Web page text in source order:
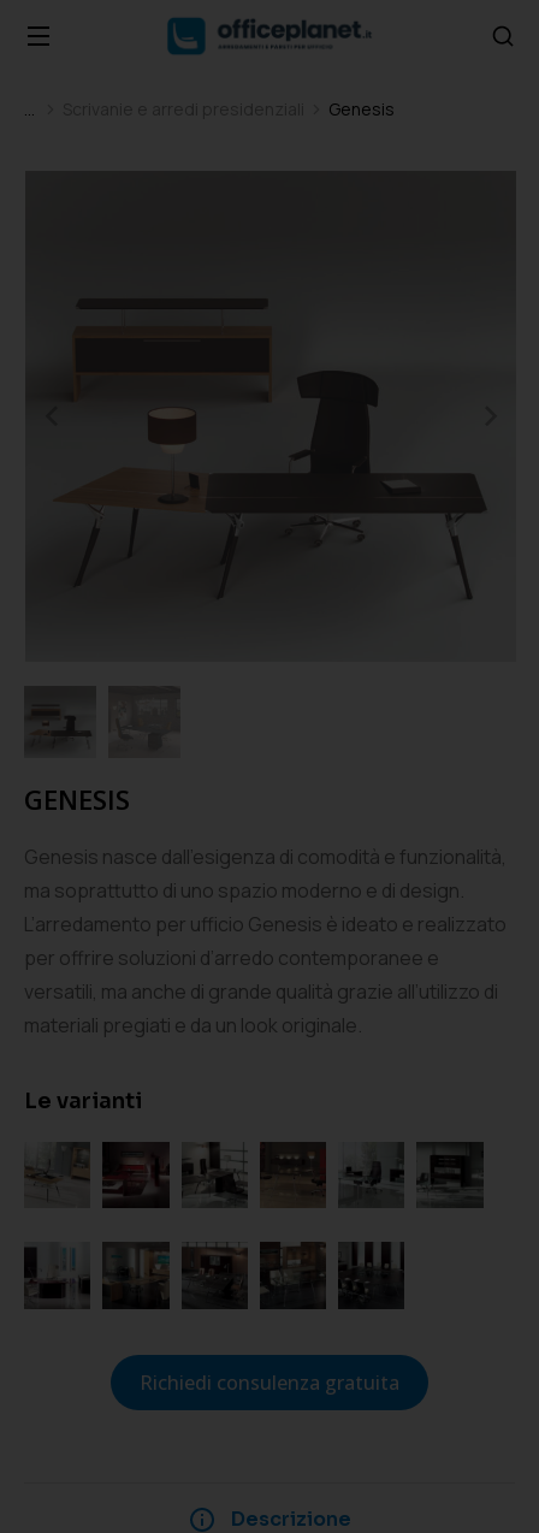
Tu sei qui: Genesis
GENESIS
Genesis nasce dall’esigenza di comodità e funzionalità,
ma soprattutto di uno spazio moderno e di design.
L’arredamento per ufficio Genesis è ideato e realizzato
per offrire soluzioni d’arredo contemporanee e
versatili, ma anche di grande qualità grazie all’utilizzo di
materiali pregiati e da un look originale.
Le varianti
Richiedi consulenza gratuita
Descrizione